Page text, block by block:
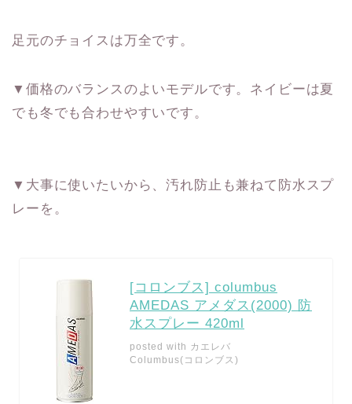
足元のチョイスは万全です。
▼価格のバランスのよいモデルです。ネイビーは夏
でも冬でも合わせやすいです。
▼大事に使いたいから、汚れ防止も兼ねて防水スプ
レーを。
[コロンブス] columbus
AMEDAS アメダス(2000) 防
水スプレー 420ml
posted with カエレバ
Columbus(コロンブス)